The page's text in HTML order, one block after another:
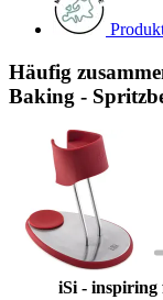
Häufig
Baking -
iSi - inspiring